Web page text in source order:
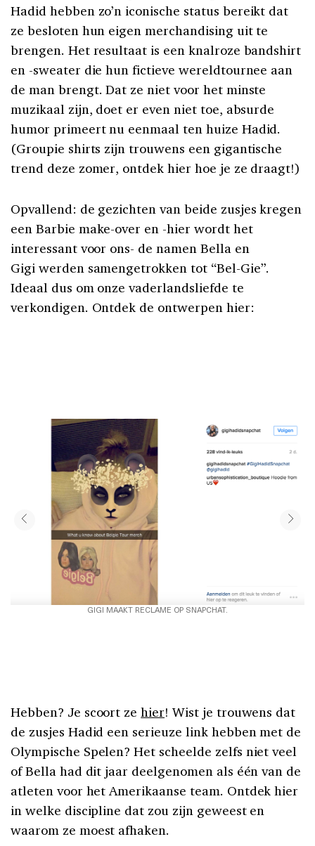
Hadid hebben zo’n iconische status bereikt dat
ze besloten hun eigen merchandising uit te
brengen. Het resultaat is een knalroze bandshirt
en -sweater die hun fictieve wereldtournee aan
de man brengt. Dat ze niet voor het minste
muzikaal zijn, doet er even niet toe, absurde
humor primeert nu eenmaal ten huize Hadid.
(Groupie shirts zijn trouwens een gigantische
trend deze zomer, ontdek hier hoe je ze draagt!)
Opvallend: de gezichten van beide zusjes kregen
een Barbie make-over en -hier wordt het
interessant voor ons- de namen Bella en
Gigi werden samengetrokken tot “Bel-Gie”.
Ideaal dus om onze vaderlandsliefde te
verkondigen. Ontdek de ontwerpen hier:
GIGI MAAKT RECLAME OP SNAPCHAT.
Hebben? Je scoort zehier! Wist je trouwens dat
de zusjes Hadid een serieuze link hebben met de
Olympische Spelen? Het scheelde zelfs niet veel
of Bella had dit jaar deelgenomen als één van de
atleten voor het Amerikaanse team. Ontdek hier
in welke discipline dat zou zijn geweest en
waarom ze moest afhaken.